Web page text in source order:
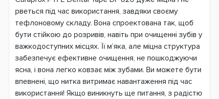
рветься під час використання, завдяки своєму
тефлоновому складу. Вона спроектована так, щоб
бути стійкою до розривів, навіть при очищенні зубів у
важкодоступних місцях. Її м’яка, але міцна структура
забезпечує ефективне очищення, не пошкоджуючи
ясна, і вона легко ковзає між зубами. Ви можете бути
впевнені, що нитка витримає навантаження під час
використання! Якщо виникнуть ще питання, з радістю